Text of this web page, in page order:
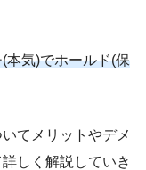
本気)でホールド(保
てメリットやデメ
しく解説していき